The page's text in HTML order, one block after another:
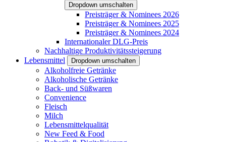
Dropdown umschalten
Preisträger & Nominees 2026
Preisträger & Nominees 2025
Preisträger & Nominees 2024
Internationaler DLG-Preis
Nachhaltige Produktivitätssteigerung
Lebensmittel
Dropdown umschalten
Alkoholfreie Getränke
Alkoholische Getränke
Back- und Süßwaren
Convenience
Fleisch
Milch
Lebensmittelqualität
New Feed & Food